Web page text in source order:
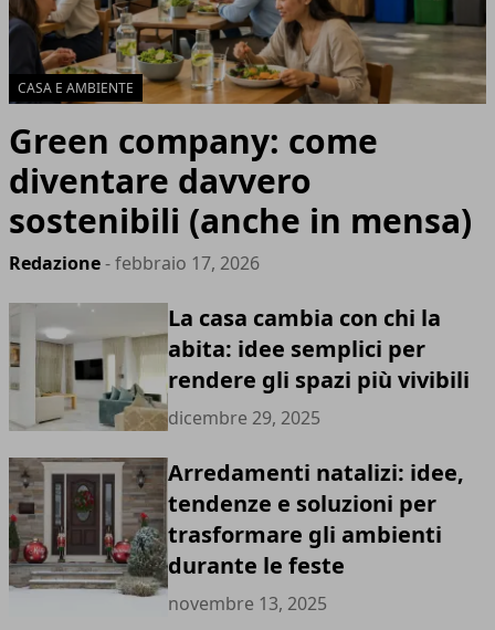
CASA E AMBIENTE
Green company: come
diventare davvero
sostenibili (anche in mensa)
Redazione- febbraio 17, 2026
La casa cambia con chi la
abita: idee semplici per
rendere gli spazi più vivibili
dicembre 29, 2025
Arredamenti natalizi: idee,
tendenze e soluzioni per
trasformare gli ambienti
durante le feste
novembre 13, 2025